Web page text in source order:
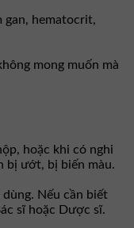
gan, hematocrit,
mong muốn mà
hoặc khi có nghi
bị ướt, bị biến màu.
Nếu cần biết
sĩ hoặc Dược sĩ.